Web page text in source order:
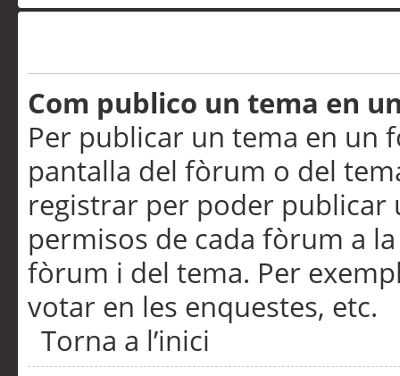
Com publico un tema en
Per publicar un tema en un
pantalla del fòrum o del
registrar per poder publicar
permisos de cada fòrum a
fòrum i del tema. Per
votar en les enquestes, etc.
Torna a l’inici